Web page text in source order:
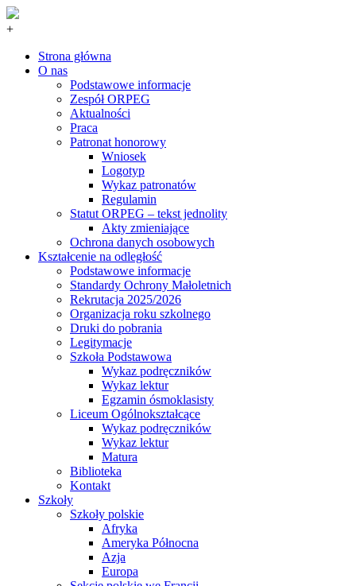
+
Strona główna
O nas
Podstawowe informacje
Zespół ORPEG
Aktualności
Praca
Patronat honorowy
Wniosek
Logotyp
Wykaz patronatów
Regulamin
Statut ORPEG – tekst jednolity
Akty zmieniające
Ochrona danych osobowych
Kształcenie na odległość
Podstawowe informacje
Standardy Ochrony Małoletnich
Rekrutacja 2025/2026
Organizacja roku szkolnego
Druki do pobrania
Legitymacje
Szkoła Podstawowa
Wykaz podręczników
Wykaz lektur
Egzamin ósmoklasisty
Liceum Ogólnokształcące
Wykaz podręczników
Wykaz lektur
Matura
Biblioteka
Kontakt
Szkoły
Szkoły polskie
Afryka
Ameryka Północna
Azja
Europa